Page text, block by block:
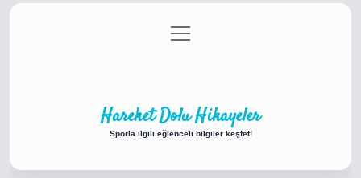
Gizlilik Politikası
menüyü
aç
Hareket Dolu Hikayeler
Sporla ilgili eğlenceli bilgiler keşfet!